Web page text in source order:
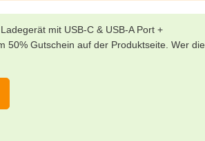
mit USB-C & USB-A Port +
50% Gutschein auf der Produktseite. Wer die